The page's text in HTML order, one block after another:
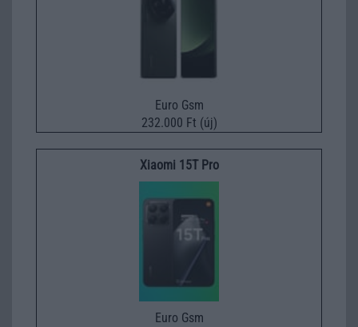
Euro Gsm
232.000 Ft (új)
Xiaomi 15T Pro
Euro Gsm